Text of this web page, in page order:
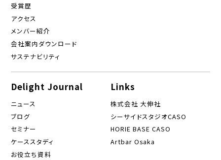
受賞歴
アクセス
メンバー紹介
会社案内ダウンロード
サステナビリティ
Delight Journal
ニュース
ブログ
セミナー
ケーススタディ
お役立ち資料
Links
株式会社 大伸社
シーサイドスタジオCASO
HORIE BASE CASO
Artbar Osaka